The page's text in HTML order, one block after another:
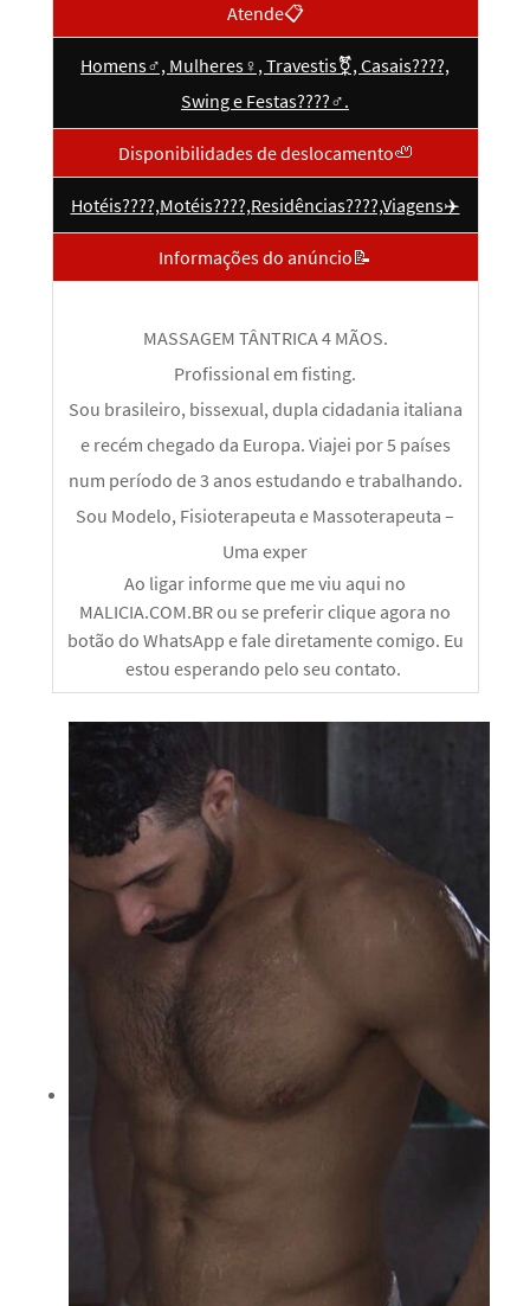
Atende📋
Homens♂️, Mulheres♀️, Travestis⚧️, Casais????,
Swing e Festas????‍♂️.
Disponibilidades de deslocamento🦥
Hotéis????,Motéis????,Residências????,Viagens✈️️
Informações do anúncio📝
MASSAGEM TÂNTRICA 4 MÃOS.
Profissional em fisting.
Sou brasileiro, bissexual, dupla cidadania italiana
e recém chegado da Europa. Viajei por 5 países
num período de 3 anos estudando e trabalhando.
Sou Modelo, Fisioterapeuta e Massoterapeuta –
Uma exper
Ao ligar informe que me viu aqui no
MALICIA.COM.BR ou se preferir clique agora no
botão do WhatsApp e fale diretamente comigo. Eu
estou esperando pelo seu contato.